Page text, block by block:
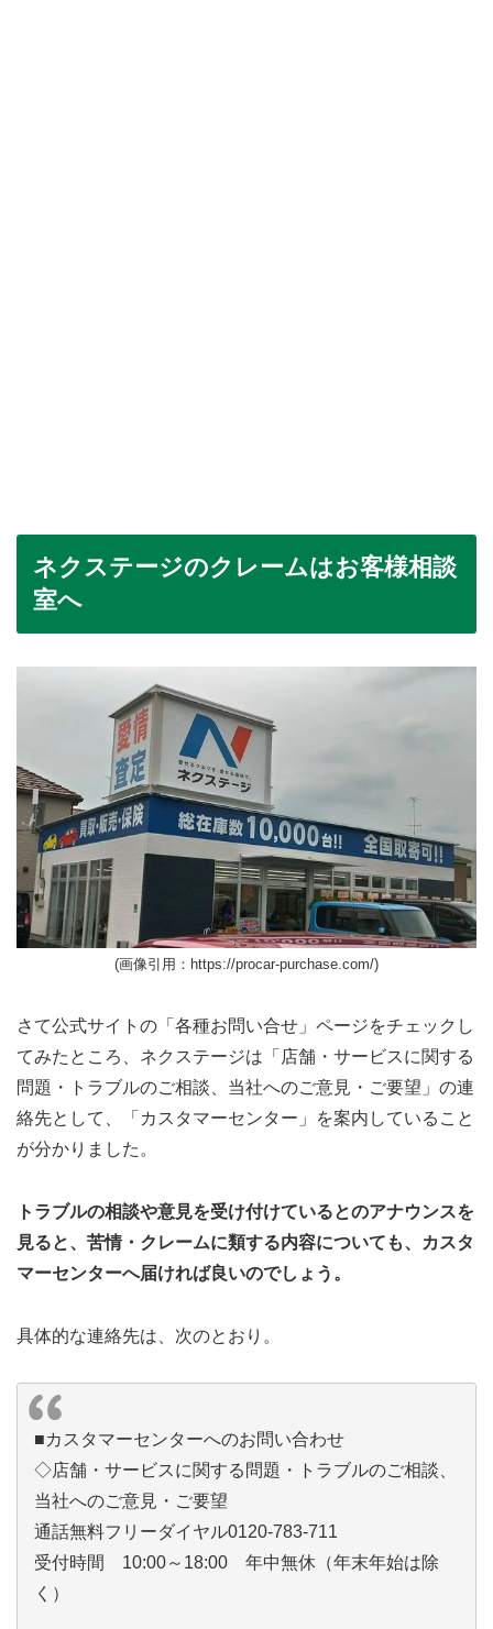
ネクステージのクレームはお客様相談
室へ
(画像引用：https://procar-purchase.com/)
さて公式サイトの「各種お問い合せ」ページをチェックし
てみたところ、ネクステージは「店舗・サービスに関する
問題・トラブルのご相談、当社へのご意見・ご要望」の連
絡先として、「カスタマーセンター」を案内していること
が分かりました。
トラブルの相談や意見を受け付けているとのアナウンスを
見ると、苦情・クレームに類する内容についても、カスタ
マーセンターへ届ければ良いのでしょう。
具体的な連絡先は、次のとおり。
■カスタマーセンターへのお問い合わせ
◇店舗・サービスに関する問題・トラブルのご相談、
当社へのご意見・ご要望
通話無料フリーダイヤル0120-783-711
受付時間 10:00～18:00 年中無休（年末年始は除
く）